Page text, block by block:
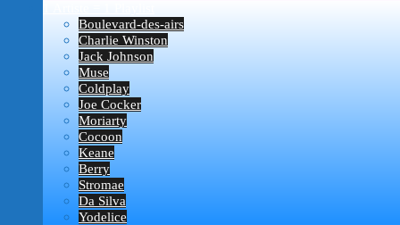
Boulevard-des-airs
Charlie Winston
Jack Johnson
Muse
Coldplay
Joe Cocker
Moriarty
Cocoon
Keane
Berry
Stromae
Da Silva
Yodelice